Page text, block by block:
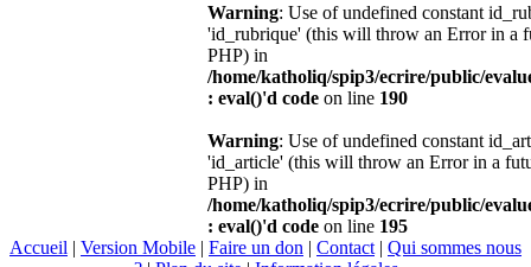
Warning: Use of undefined constant
'id_rubrique' (this will throw an Error in a
PHP) in
/home/katholiq/spip3/ecrire/public/
: eval()'d code on line 190
Warning: Use of undefined constant
'id_article' (this will throw an Error in a
PHP) in
/home/katholiq/spip3/ecrire/public/
: eval()'d code on line 195
Accueil | Version Mobile | Faire un don | Contact | Qui sommes nous